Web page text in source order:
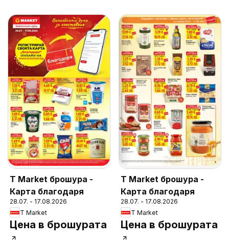
T Market брошура -
Карта благодаря
28.07. - 17.08.2026
T Market
Цена в брошурата
T Market брошура -
Карта благодаря
28.07. - 17.08.2026
T Market
Цена в брошурата